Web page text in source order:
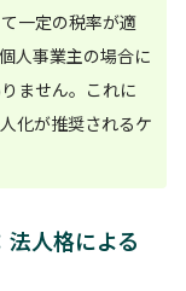
一定の税率が適
人事業主の場合に
ません。これに
化が推奨されるケ
人格による